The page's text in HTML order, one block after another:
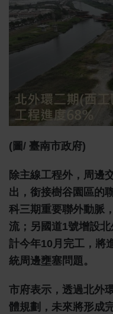
(圖/ 臺南市政府)
除主線工程外，周邊
出，銜接樹谷園區的
科三期重要聯外動脈
流；另國道1號增設
計今年10月完工，將
統周邊壅塞問題。
市府表示，透過北外
體規劃，未來將形成